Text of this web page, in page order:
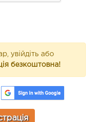
увійдіть або
безкоштовна!